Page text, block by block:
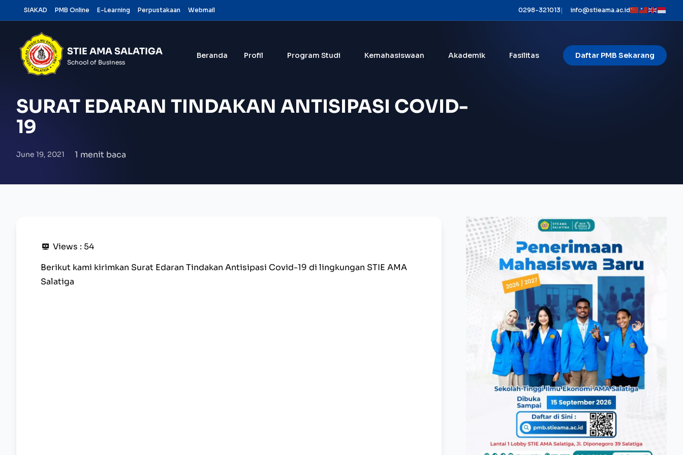
SIAKAD PMB Online E-Learning Perpustakaan Webmail 0298-321013| info@stieama.ac.id
STIE AMA SALATIGA
School of Business
Beranda Profil Program Studi Kemahasiswaan Akademik Fasilitas Daftar PMB Sekarang
SURAT EDARAN TINDAKAN ANTISIPASI COVID-
19
June 19, 2021 1 menit baca
Views : 54
Berikut kami kirimkan Surat Edaran Tindakan Antisipasi Covid-19 di lingkungan STIE AMA
Salatiga